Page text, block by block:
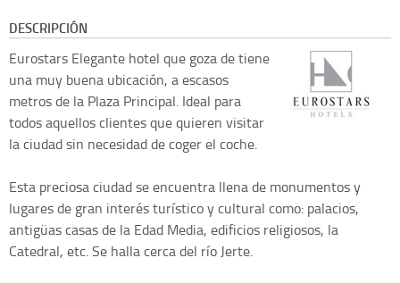
DESCRIPCIÓN
Eurostars Elegante hotel que goza de tiene
una muy buena ubicación, a escasos
metros de la Plaza Principal. Ideal para
todos aquellos clientes que quieren visitar
la ciudad sin necesidad de coger el coche.
Esta preciosa ciudad se encuentra llena de monumentos y
lugares de gran interés turístico y cultural como: palacios,
antigüas casas de la Edad Media, edificios religiosos, la
Catedral, etc. Se halla cerca del río Jerte.